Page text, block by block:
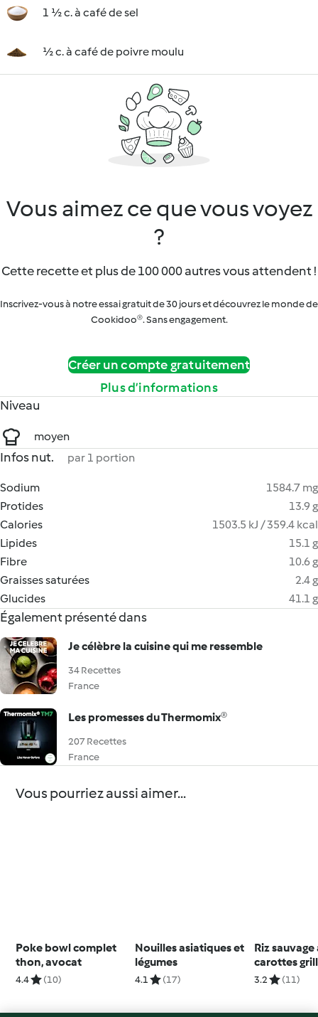
1 ½ c. à café de sel
½ c. à café de poivre moulu
Vous aimez ce que vous voyez
?
Cette recette et plus de 100 000 autres vous attendent !
Inscrivez-vous à notre essai gratuit de 30 jours et découvrez le monde de
Cookidoo®. Sans engagement.
Créer un compte gratuitement
Plus d’informations
Niveau
moyen
Infos nut. par 1 portion
Sodium
1584.7 mg
Protides
13.9 g
Calories
1503.5 kJ / 359.4 kcal
Lipides
15.1 g
Fibre
10.6 g
Graisses saturées
2.4 g
Glucides
41.1 g
Également présenté dans
Je célèbre la cuisine qui me ressemble
34 Recettes
France
Les promesses du Thermomix®
207 Recettes
France
Vous pourriez aussi aimer...
Poke bowl complet
thon, avocat
4.4 (10)
Nouilles asiatiques et
légumes
4.1 (17)
Riz sauvage
carottes
pesto à la
3.2 (11)